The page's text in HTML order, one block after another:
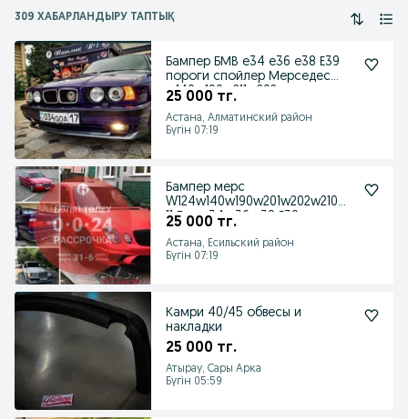
309 ХАБАРЛАНДЫРУ ТАПТЫҚ
Бампер БМВ е34 е36 е38 Е39
пороги спойлер Мерседес
w140w190w211w202
25 000 тг.
Астана, Алматинский район
Бүгін 07:19
Бампер мерс
W124w140w190w201w202w210w2
11 Бмв е34 е36 е38 Е39
25 000 тг.
Астана, Есильский район
Бүгін 07:19
Камри 40/45 обвесы и
накладки
25 000 тг.
Атырау, Сары Арка
Бүгін 05:59